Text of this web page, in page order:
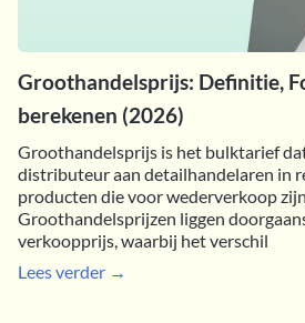
Groothandelsprijs: Definitie,
berekenen (2026)
Groothandelsprijs is het bulktarief
distributeur aan detailhandelaren in
producten die voor wederverkoop
Groothandelsprijzen liggen
verkoopprijs, waarbij het verschil
Lees verder →